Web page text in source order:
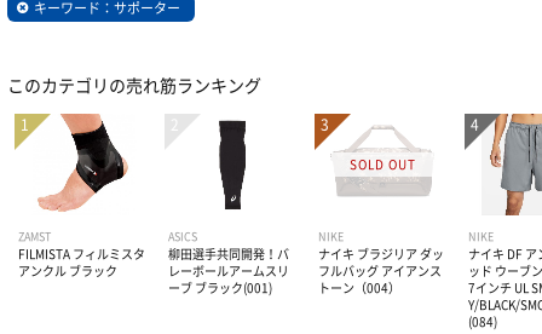
レディスインナー
ビタミン・ミネラル
ドリンク
補給食
ひじ・手首・指用サポーター
大腿・ふくらはぎ用サポーター
腰用サポーター
テーピング
非伸縮テープ
伸縮テープ
アイシンググッズ
トレーニング用品
ブレーカー スウェット
キーワード：サポーター
このカテゴリの売れ筋ランキング
ZAMST
FILMISTA フィルミスタ
アンクル ブラック
ASICS
柳田選手共同開発！バ
レーボールアームスリ
ーブ ブラック(001)
NIKE
ナイキ ブラジリア ダッ
フルバッグ アイアンス
トーン（004）
NIKE
ナイキ DF ア
ッド ウーブ
7インチ UL
Y/BLACK/
(084)